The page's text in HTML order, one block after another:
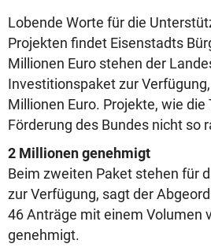
Lobende Worte für die
Projekten findet Eisenstadts
Millionen Euro stehen der
Investitionspaket zur
Millionen Euro. Projekte, wie
Förderung des Bundes nicht so
2 Millionen genehmigt
Beim zweiten Paket stehen für
zur Verfügung, sagt der
46 Anträge mit einem Volumen
genehmigt.